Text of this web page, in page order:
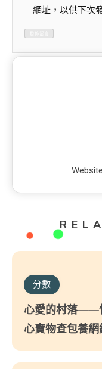
網址，以供下次
分數
心愛的村落——
心寶物查包養網